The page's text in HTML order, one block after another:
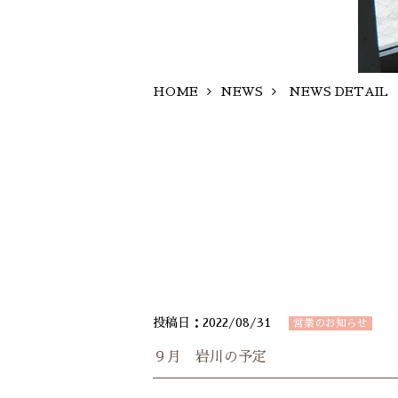
HOME NEWS NEWS DETAIL
投稿日：2022/08/31 営業のお知らせ
９月 岩川の予定